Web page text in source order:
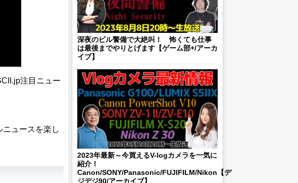
注目ニュー
ュースを楽し
深夜のビル警備で大絶叫！ 怖くても仕事
は最後までやりとげます【ゲーム部+/アーカ
イブ】
2023年最新～今買えるV-logカメラを一気に
紹介！
Canon/SONY/Panasonic/FUJIFILM/Nikon【デ
ジデジ90/アーカイブ】